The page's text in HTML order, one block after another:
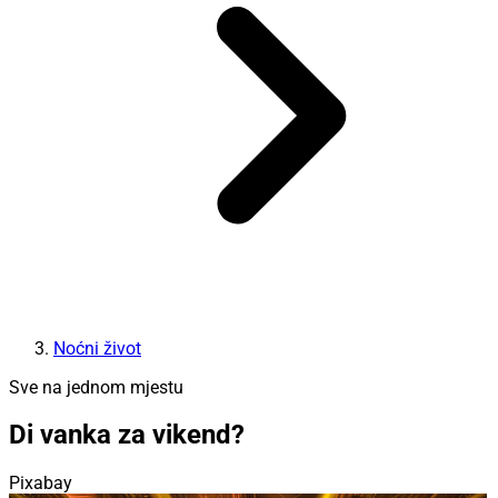
Noćni život
Sve na jednom mjestu
Di vanka za vikend?
Pixabay